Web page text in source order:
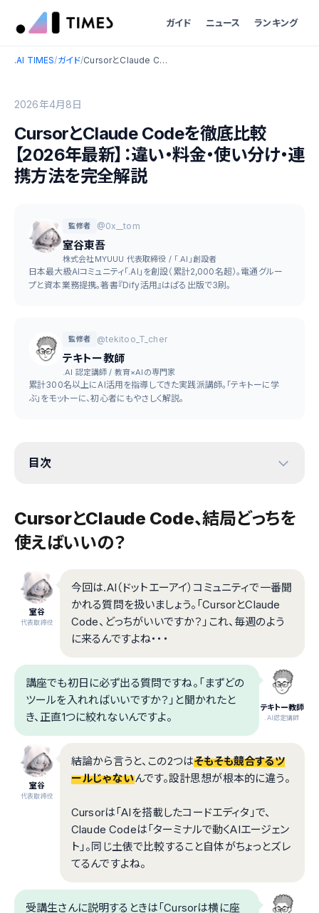
ガイド ニュース ランキング
.AI TIMES/ガイド/ CursorとClaude Codeを徹底比較【2026年最新】：違い・料金・使い分け・連携方法を完全解説
2026年4月8日
CursorとClaude Codeを徹底比較
【2026年最新】：違い・料金・使い分け・連
携方法を完全解説
監修者 @0x__tom
室谷東吾
株式会社MYUUU 代表取締役 / 「.AI」創設者
日本最大級AIコミュニティ「.AI」を創設（累計2,000名超）。電通グルー
プと資本業務提携。著書『Dify活用』はぱる出版で3刷。
監修者 @tekitoo_T_cher
テキトー教師
.AI 認定講師 / 教育×AIの専門家
累計300名以上にAI活用を指導してきた実践派講師。「テキトーに学
ぶ」をモットーに、初心者にもやさしく解説。
目次
CursorとClaude Code、結局どっちを
使えばいいの？
室谷
代表取締役
今回は.AI（ドットエーアイ）コミュニティで一番聞
かれる質問を扱いましょう。「CursorとClaude
Code、どっちがいいですか？」これ、毎週のよう
に来るんですよね・・・
テキトー教師
.AI認定講師
講座でも初日に必ず出る質問ですね。「まずどの
ツールを入れればいいですか？」と聞かれたと
き、正直1つに絞れないんですよ。
室谷
代表取締役
結論から言うと、この2つはそもそも競合するツ
ールじゃないんです。設計思想が根本的に違う。
Cursorは「AIを搭載したコードエディタ」で、
Claude Codeは「ターミナルで動くAIエージェン
ト」。同じ土俵で比較すること自体がちょっとズレ
てるんですよね。
受講生さんに説明するときは「Cursorは横に座